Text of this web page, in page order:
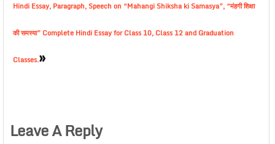
Hindi Essay, Paragraph, Speech on “Mahangi Shiksha ki Samasya”, “मंहगी शिक्षा
की समस्या” Complete Hindi Essay for Class 10, Class 12 and Graduation
Classes.»
Leave A Reply